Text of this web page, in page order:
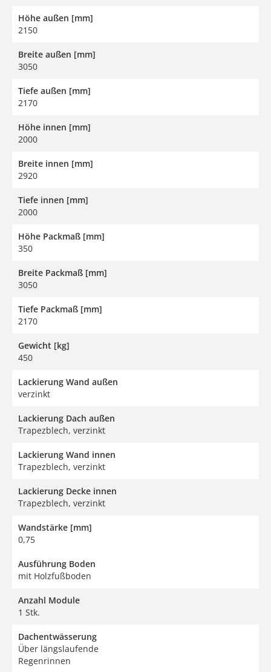
Höhe außen [mm]
2150
Breite außen [mm]
3050
Tiefe außen [mm]
2170
Höhe innen [mm]
2000
Breite innen [mm]
2920
Tiefe innen [mm]
2000
Höhe Packmaß [mm]
350
Breite Packmaß [mm]
3050
Tiefe Packmaß [mm]
2170
Gewicht [kg]
450
Lackierung Wand außen
verzinkt
Lackierung Dach außen
Trapezblech, verzinkt
Lackierung Wand innen
Trapezblech, verzinkt
Lackierung Decke innen
Trapezblech, verzinkt
Wandstärke [mm]
0,75
Ausführung Boden
mit Holzfußboden
Anzahl Module
1 Stk.
Dachentwässerung
Über längslaufende
Regenrinnen